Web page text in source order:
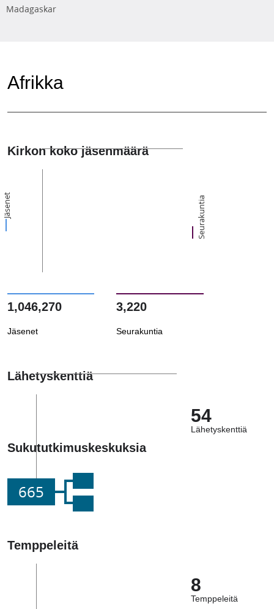
Madagaskar
Afrikka
Kirkon koko jäsenmäärä
Jäsenet Seurakuntia
1,046,270
Jäsenet
3,220
Seurakuntia
Lähetyskenttiä
54
Lähetyskenttiä
Sukututkimuskeskuksia
665
Temppeleitä
8
Temppeleitä